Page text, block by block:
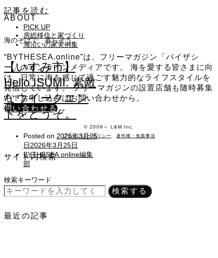
記事を読む
PICK UP
房総移住と家づくり
海沿いの家実例集
【いすみ市】
Hello ISUMI. 素敵
なウイークエン
ドをどうぞ。
Posted on 2026年3月25
日2026年3月25日
BYTHESEA.online編集
部
ABOUT
海のそばで、暮らそう。
“BYTHESEA.online”は、フリーマガジン「バイザシ
ー」のオンラインメディアです。 海を愛する皆さまに向
け、日常に海を感じて過ごす魅力的なライフスタイルを
発信しています。 フリーマガジンの設置店舗も随時募集
中！お申し込みはお問い合わせから。
問い合わせる
©️ 2009～ L&M Inc.
プライバシーポリシー 著作権・免責事項
サイト内検索
検索キーワード
検索する
最近の記事